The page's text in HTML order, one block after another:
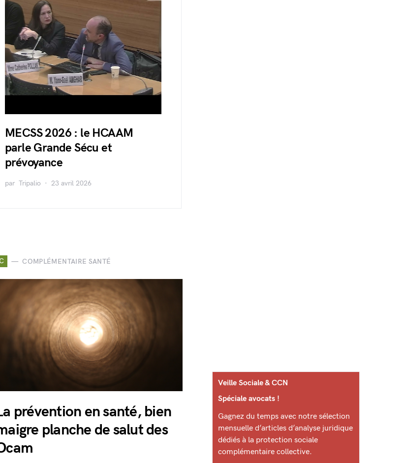
MECSS 2026 : le HCAAM
parle Grande Sécu et
prévoyance
par Tripalio 23 avril 2026
COMPLÉMENTAIRE SANTÉ
prévention en santé, bien
planche de salut des
Veille Sociale & CCN
Spéciale avocats !
Gagnez du temps avec notre sélection
mensuelle d’articles d’analyse juridique
dédiés à la protection sociale
complémentaire collective.